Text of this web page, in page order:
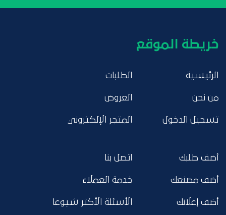
خريطة الموقع
الرئيسية
من نحن
تسجيل الدخول
الطلبات
العروض
المتجر الإلكتروني
أضف طلبك
أضف مصنعك
أضف إعلانك
اتصل بنا
خدمة العملاء
الأسئلة الأكثر شيوعا